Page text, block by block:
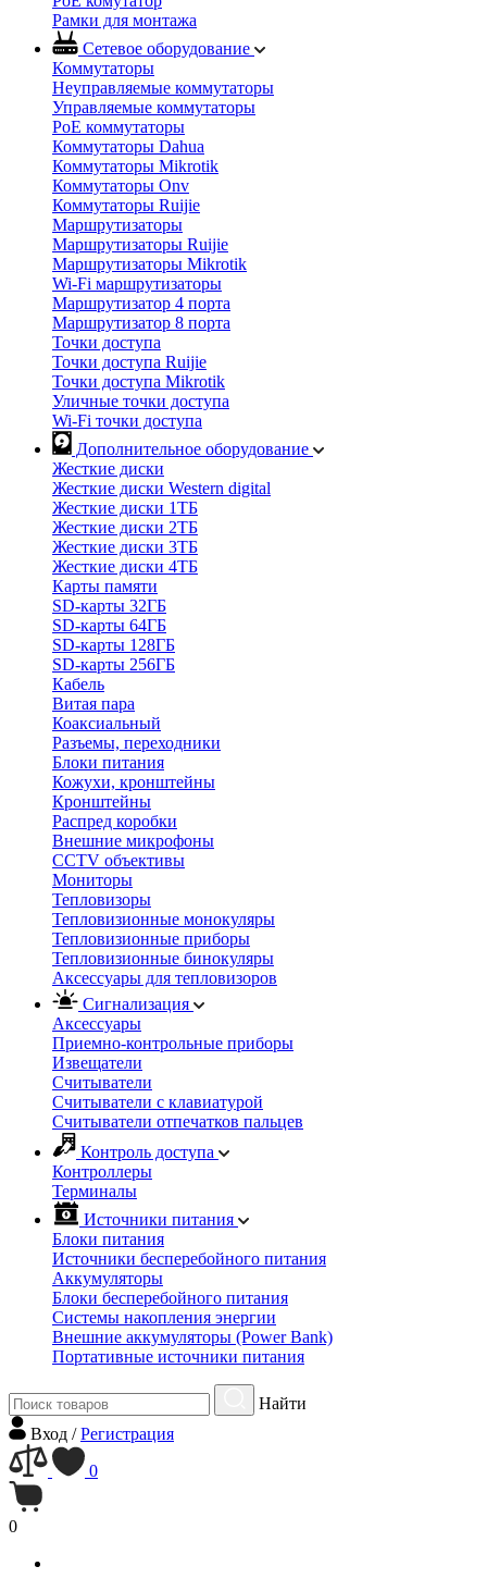
Рамки для монтажа
Сетевое оборудование
Коммутаторы
Неуправляемые коммутаторы
Управляемые коммутаторы
PoE коммутаторы
Коммутаторы Dahua
Коммутаторы Mikrotik
Коммутаторы Onv
Коммутаторы Ruijie
Маршрутизаторы
Маршрутизаторы Ruijie
Маршрутизаторы Mikrotik
Wi-Fi маршрутизаторы
Маршрутизатор 4 порта
Маршрутизатор 8 порта
Точки доступа
Точки доступа Ruijie
Точки доступа Mikrotik
Уличные точки доступа
Wi-Fi точки доступа
Дополнительное оборудование
Жесткие диски
Жесткие диски Western digital
Жесткие диски 1ТБ
Жесткие диски 2ТБ
Жесткие диски 3ТБ
Жесткие диски 4ТБ
Карты памяти
SD-карты 32ГБ
SD-карты 64ГБ
SD-карты 128ГБ
SD-карты 256ГБ
Кабель
Витая пара
Коаксиальный
Разъемы, переходники
Блоки питания
Кожухи, кронштейны
Кронштейны
Распред коробки
Внешние микрофоны
CCTV объективы
Мониторы
Тепловизоры
Тепловизионные монокуляры
Тепловизионные приборы
Тепловизионные бинокуляры
Аксессуары для тепловизоров
Сигнализация
Аксессуары
Приемно-контрольные приборы
Извещатели
Считыватели
Cчитыватели с клавиатурой
Cчитыватели отпечатков пальцев
Контроль доступа
Контроллеры
Терминалы
Источники питания
Блоки питания
Источники бесперебойного питания
Аккумуляторы
Блоки бесперебойного питания
Системы накопления энергии
Внешние аккумуляторы (Power Bank)
Портативные источники питания
Найти
Вход /Регистрация
0
0